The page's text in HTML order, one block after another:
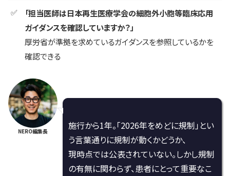
「担当医師は日本再生医療学会の細胞外小胞等臨床応用
ガイダンスを確認していますか？」
厚労省が準拠を求めているガイダンスを参照しているかを
確認できる
NERO編集長
施行から1年。「2026年をめどに規制」とい
う言葉通りに規制が動くかどうか、
現時点では公表されていない。しかし規制
の有無に関わらず、患者にとって重要なこ